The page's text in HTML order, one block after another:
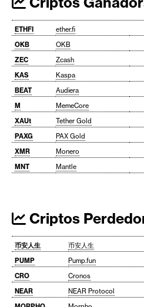
ETHFI ether.fi
OKB
OKB
ZEC
Zcash
KAS
Kaspa
BEAT
Audiera
M
MemeCore
XAUt
Tether Gold
PAXG
PAX Gold
XMR
Monero
MNT
Mantle
Criptos
币安人生 币安人生
PUMP
Pump.fun
CRO
Cronos
NEAR
NEAR Protocol